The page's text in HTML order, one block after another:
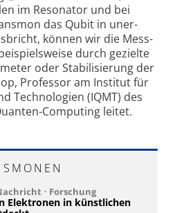
im Reso­nator und bei
das Qubit in uner­
können wir die Mess­
durch gezielte
oder Stabi­lisie­rung der
Pro­fes­sor am Ins­ti­tut für
Techno­logien (IQMT) des
Compu­ting leitet.
• Forschung
Elektronen in künstlichen